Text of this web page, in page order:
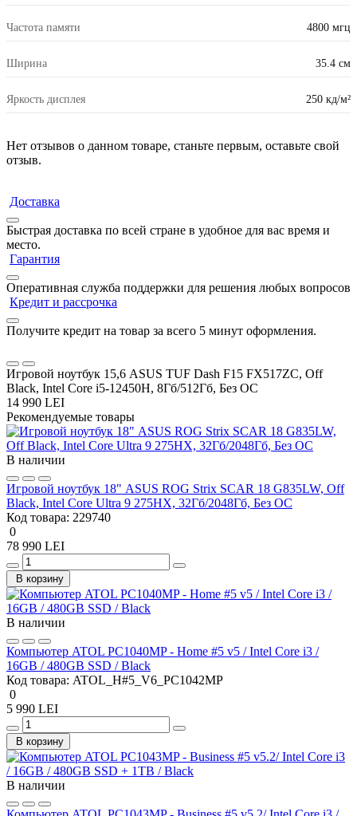
Частота памяти 4800 мгц
Ширина 35.4 см
Яркость дисплея 250 кд/м²
Нет отзывов о данном товаре, станьте первым, оставьте свой
отзыв.
Доставка
Быстрая доставка по всей стране в удобное для вас время и
место.
Гарантия
Оперативная служба поддержки для решения любых вопросов
Кредит и рассрочка
Получите кредит на товар за всего 5 минут оформления.
Игровой ноутбук 15,6 ASUS TUF Dash F15 FX517ZC, Off
Black, Intel Core i5-12450H, 8Гб/512Гб, Без ОС
14 990 LEI
Рекомендуемые товары
В наличии
Игровой ноутбук 18" ASUS ROG Strix SCAR 18 G835LW, Off
Black, Intel Core Ultra 9 275HX, 32Гб/2048Гб, Без ОС
Код товара: 229740
0
78 990 LEI
В корзину
В наличии
Компьютер ATOL PC1040MP - Home #5 v5 / Intel Core i3 /
16GB / 480GB SSD / Black
Код товара: ATOL_H#5_V6_PC1042MP
0
5 990 LEI
В корзину
В наличии